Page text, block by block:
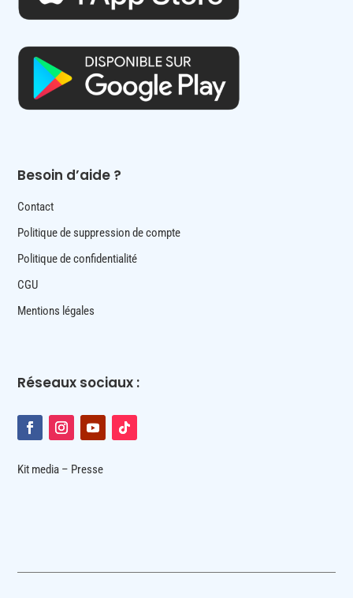
Besoin d’aide ?
Contact
Politique de suppression de compte
Politique de confidentialité
CGU
Mentions légales
Réseaux sociaux :
Kit media – Presse